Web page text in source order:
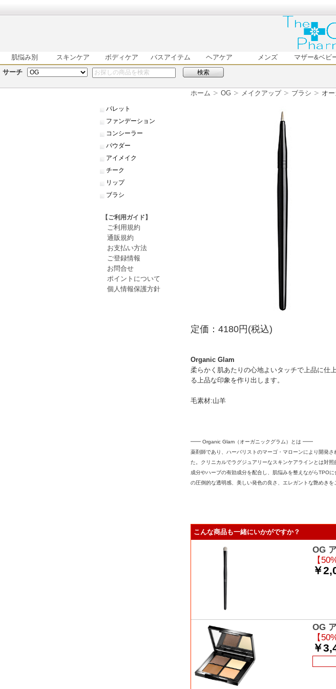
肌悩み別 スキンケア ボディケア バスアイテム ヘアケア メンズ マザー&ベビ
サーチ
検索
ホーム OG メイクアップ ブラシ オ
定価：4180円(税込)
Organic Glam
柔らかく肌あたりの心地よいタッチで上品に仕
る上品な印象を作り出します。
毛素材:山羊
━━ Organic Glam（オーガニックグラム）とは ━━
薬剤師であり、ハーバリストのマーゴ・マローンにより開発
た。クリニカルでラグジュアリーなスキンケアラインとは対
成分やハーブの有効成分を配合し、肌悩みを整えながらTPO
の圧倒的な透明感、美しい発色の良さ、エレガントな艶めきを
こんな商品も一緒にいかがですか？
OG
【
￥
OG
【
￥
パレット
ファンデーション
コンシーラー
パウダー
アイメイク
チーク
リップ
ブラシ
【ご利用ガイド】
ご利用規約
通販規約
お支払い方法
ご登録情報
お問合せ
ポイントについて
個人情報保護方針